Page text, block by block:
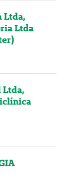
Ltda,
Ltda
Ltda,